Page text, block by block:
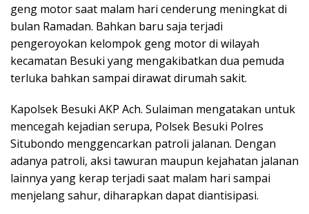
geng motor saat malam hari cenderung meningkat di
bulan Ramadan. Bahkan baru saja terjadi
pengeroyokan kelompok geng motor di wilayah
kecamatan Besuki yang mengakibatkan dua pemuda
terluka bahkan sampai dirawat dirumah sakit.
Kapolsek Besuki AKP Ach. Sulaiman mengatakan untuk
mencegah kejadian serupa, Polsek Besuki Polres
Situbondo menggencarkan patroli jalanan. Dengan
adanya patroli, aksi tawuran maupun kejahatan jalanan
lainnya yang kerap terjadi saat malam hari sampai
menjelang sahur, diharapkan dapat diantisipasi.